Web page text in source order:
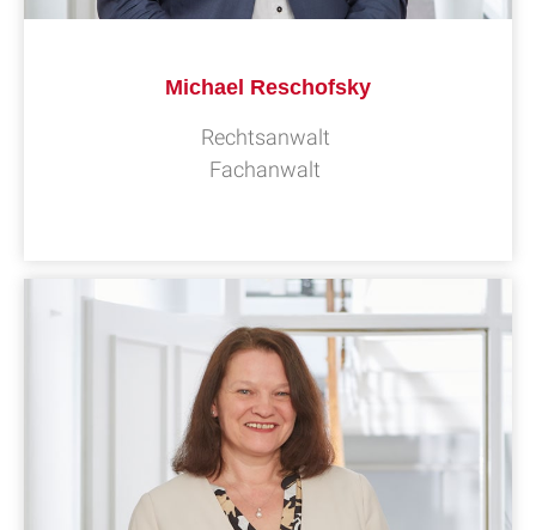
Michael Reschofsky
Rechtsanwalt
Fachanwalt